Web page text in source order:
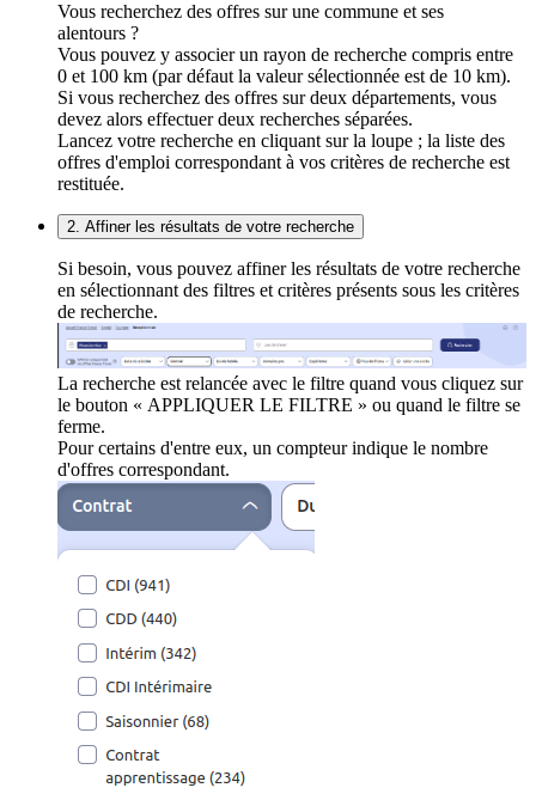
Vous recherchez des offres sur une commune et ses
alentours ?
Vous pouvez y associer un rayon de recherche compris entre
0 et 100 km (par défaut la valeur sélectionnée est de 10 km).
Si vous recherchez des offres sur deux départements, vous
devez alors effectuer deux recherches séparées.
Lancez votre recherche en cliquant sur la loupe ; la liste des
offres d'emploi correspondant à vos critères de recherche est
restituée.
2. Affiner les résultats de votre recherche
Si besoin, vous pouvez affiner les résultats de votre recherche
en sélectionnant des filtres et critères présents sous les critères
de recherche.
La recherche est relancée avec le filtre quand vous cliquez sur
le bouton « APPLIQUER LE FILTRE » ou quand le filtre se
ferme.
Pour certains d'entre eux, un compteur indique le nombre
d'offres correspondant.